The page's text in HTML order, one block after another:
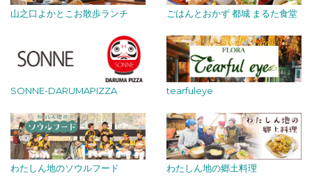
山之口よかとこお散歩ランチ ごはんとおかず 都城 まるた食堂
SONNE-DARUMAPIZZA tearfuleye
わたしん地のソウルフード わたしん地の郷土料理